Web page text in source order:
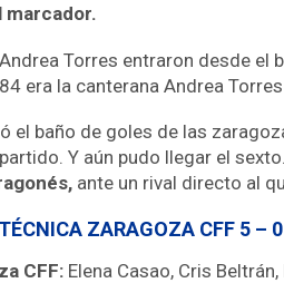
marcador.
Torres entraron desde el
era la canterana Andrea
el baño de goles de las
Y aún pudo llegar el
ante un rival directo al
ZARAGOZA CFF 5 –
CFF: Elena Casao, Cris